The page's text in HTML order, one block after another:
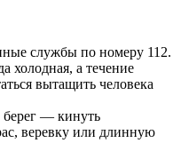
Самарской области
7 августа
размещения эмблем
бюллетенях
расходы на спорт и
службы по номеру 112.
холодная, а течение
вытащить человека
— кинуть
веревку или длинную